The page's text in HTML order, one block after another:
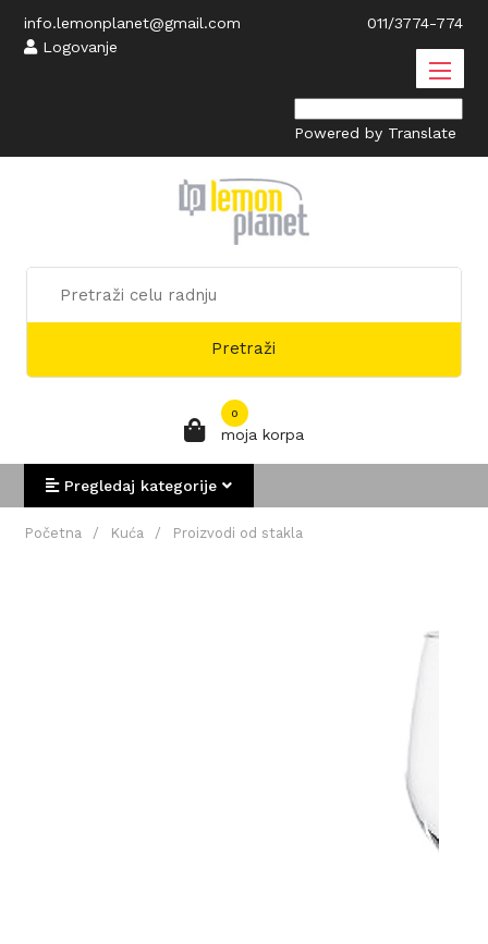
info.lemonplanet@gmail.com
011/3774-774
Logovanje
Powered by Translate
Pretraži
0
moja korpa
Pregledaj kategorije
Početna / Kuća / Proizvodi od stakla